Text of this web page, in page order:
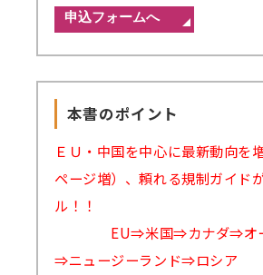
本書のポイント
ＥＵ・中国を中心に最新動向を
ページ増）、頼れる規制ガイド
ル！！
EU⇒米国⇒カナダ⇒オー
⇒ニュージーランド⇒ロシア